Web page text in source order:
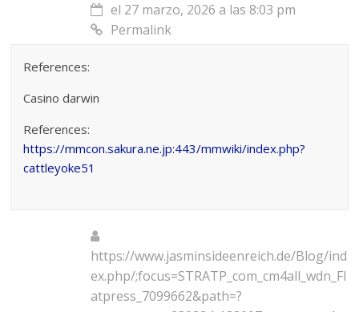
el 27 marzo, 2026 a las 8:03 pm
Permalink
References:
Casino darwin
References:
https://mmcon.sakura.ne.jp:443/mmwiki/index.php?
cattleyoke51
https://www.jasminsideenreich.de/Blog/ind
ex.php/;focus=STRATP_com_cm4all_wdn_Fl
atpress_7099662&path=?